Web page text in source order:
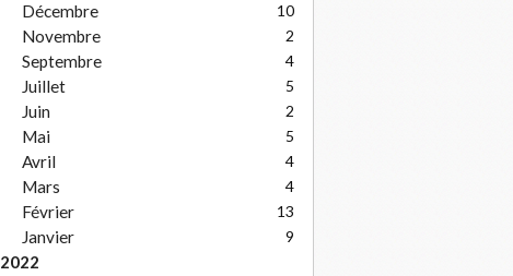
Décembre
10
Novembre 2
Septembre 4
Juillet 5
Juin 2
Mai 5
Avril 4
Mars 4
Février 13
Janvier 9
2022